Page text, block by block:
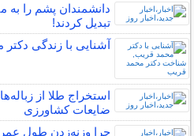
دانشمندان پشم را به
تبدیل کردند!
آشنایی با زندگی
استخراج طلا از
ضایعات کشاورزی
چرا وزنه‌زدن طول